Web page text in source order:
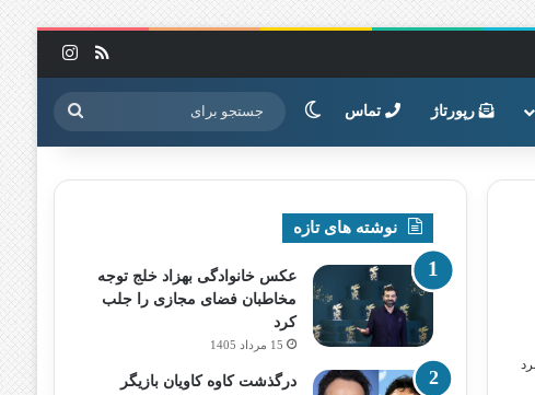
خوراک
رپورتاژ تماس تغییر پوسته جستجو
برای
نوشته های تازه
عکس خانوادگی بهزاد خلج توجه
مخاطبان فضای مجازی را جلب
کرد
15 مرداد 1405
درگذشت کاوه کاویان بازیگر